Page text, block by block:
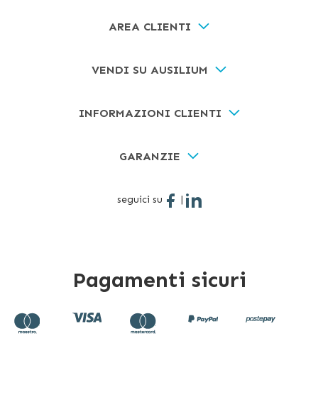
AREA CLIENTI
VENDI SU AUSILIUM
INFORMAZIONI CLIENTI
GARANZIE
seguici su |
Pagamenti sicuri